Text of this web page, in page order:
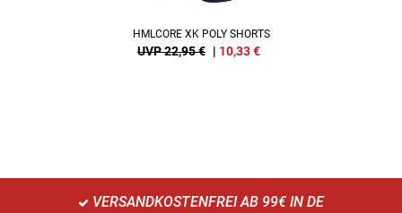
HMLCORE XK POLY SHORTS
UVP 22,95 € | 10,33€
VERSANDKOSTENFREI AB 99€ IN DE